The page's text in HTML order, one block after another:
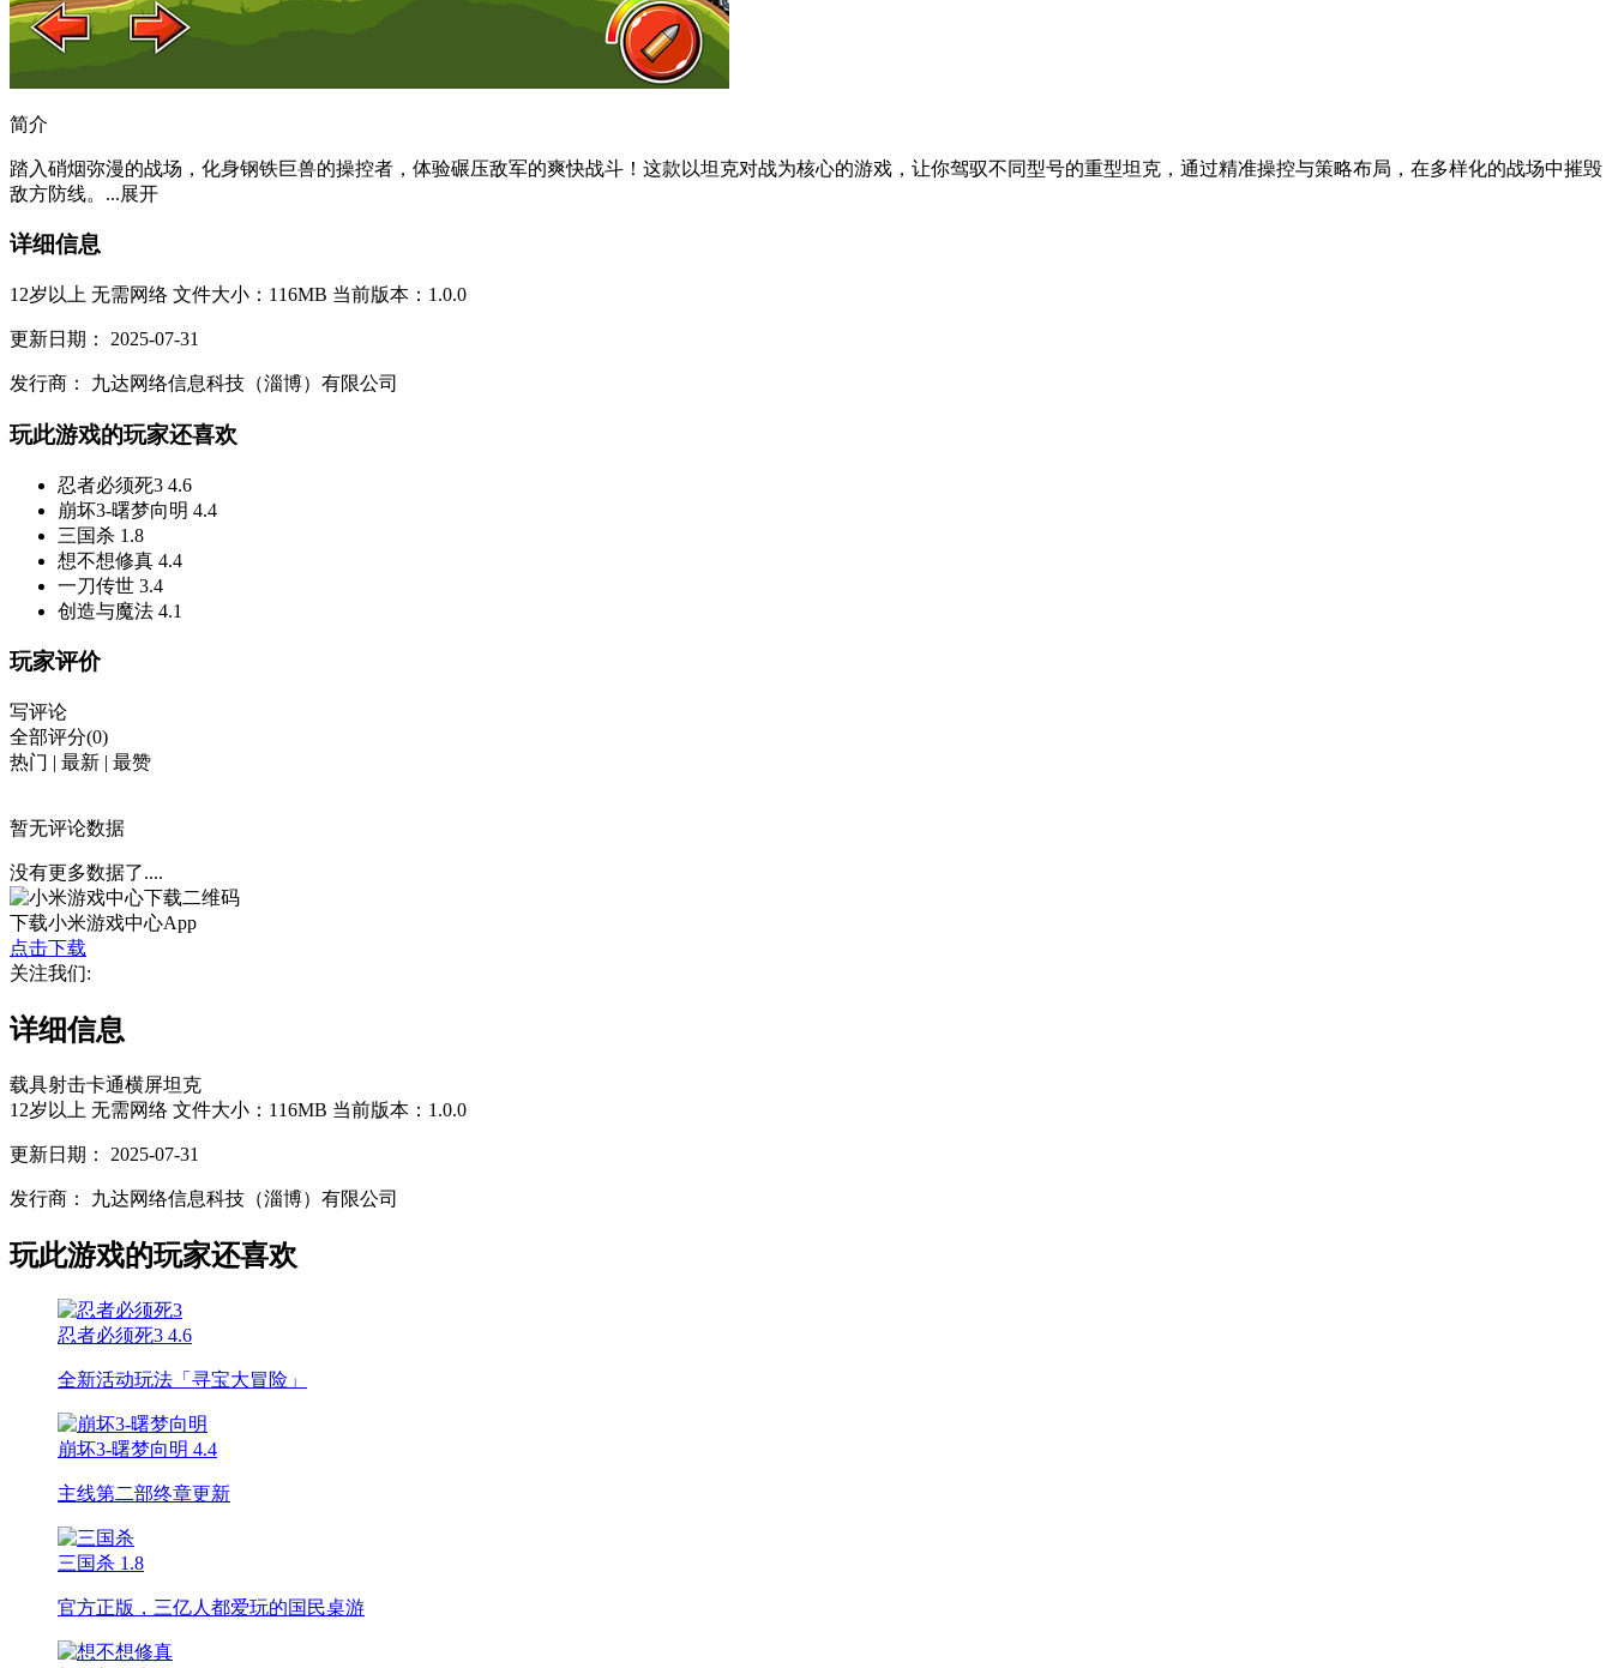
简介
踏入硝烟弥漫的战场，化身钢铁巨兽的操控者，体验碾压敌军的爽快战斗！这款以坦克对战为核心的游戏，让你驾驭不同型号的重型坦克，通过精准操控与策略布局，在多样化的战场中摧毁
敌方防线。...展开
详细信息
12岁以上 无需网络 文件大小：116MB 当前版本：1.0.0
更新日期： 2025-07-31
发行商： 九达网络信息科技（淄博）有限公司
玩此游戏的玩家还喜欢
忍者必须死3 4.6
崩坏3-曙梦向明 4.4
三国杀 1.8
想不想修真 4.4
一刀传世 3.4
创造与魔法 4.1
玩家评价
写评论
全部评分(0)
热门 | 最新 | 最赞
暂无评论数据
没有更多数据了....
下载小米游戏中心App
点击下载
关注我们:
详细信息
载具射击卡通横屏坦克
12岁以上 无需网络 文件大小：116MB 当前版本：1.0.0
更新日期： 2025-07-31
发行商： 九达网络信息科技（淄博）有限公司
玩此游戏的玩家还喜欢
忍者必须死3 4.6
全新活动玩法「寻宝大冒险」
崩坏3-曙梦向明 4.4
主线第二部终章更新
三国杀 1.8
官方正版，三亿人都爱玩的国民桌游